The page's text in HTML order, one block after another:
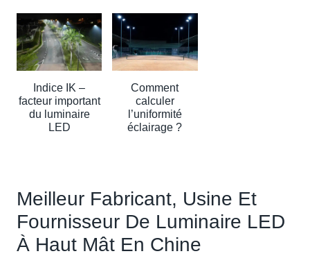
Indice IK –
facteur important
du luminaire
LED
Comment
calculer
l’uniformité
éclairage ?
Meilleur Fabricant, Usine Et
Fournisseur De Luminaire LED
À Haut Mât En Chine